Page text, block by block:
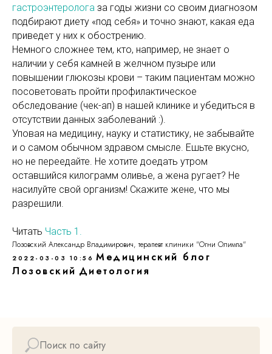
гастроэнтеролога за годы жизни со своим диагнозом
подбирают диету «под себя» и точно знают, какая еда
приведет у них к обострению.
Немного сложнее тем, кто, например, не знает о
наличии у себя камней в желчном пузыре или
повышении глюкозы крови – таким пациентам можно
посоветовать пройти профилактическое
обследование (чек-ап) в нашей клинике и убедиться в
отсутствии данных заболеваний :).
Уповая на медицину, науку и статистику, не забывайте
и о самом обычном здравом смысле. Ешьте вкусно,
но не переедайте. Не хотите доедать утром
оставшийся килограмм оливье, а жена ругает? Не
насилуйте свой организм! Скажите жене, что мы
разрешили.
Читать Часть 1.
Лозовский Александр Владимирович, терапевт клиники "Огни Олимпа"
2022-03-03 10:56 Медицинский блог
Лозовский Диетология